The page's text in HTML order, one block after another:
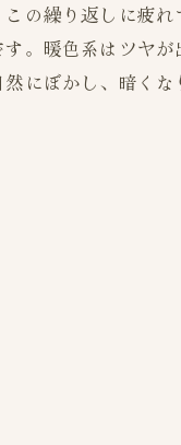
の繰り返しに疲れ
。暖色系はツヤ
にぼかし、暗く